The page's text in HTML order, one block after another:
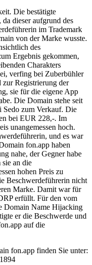
Die bestätigte
dieser aufgrund des
im Trademark
von der Marke wusste.
des
Ergebnis gekommen,
Charakters
verfing bei Zuberbühler
Registrierung der
sie für die eigene App
Die Domain stehe seit
zum Verkauf. Die
bei EUR 228,-. Im
unangemessen hoch.
und es war
fon.app haben
nahe, der Gegner habe
an die
hohen Preis zu
Beschwerdeführerin nicht
Marke. Damit war für
erfüllt. Für den vom
Domain Name Hijacking
er die Beschwerde und
auf die
fon.app finden Sie unter: